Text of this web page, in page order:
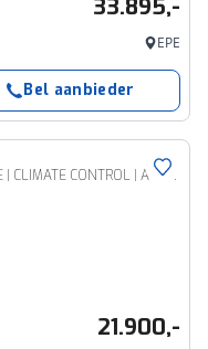
33.895,-
EPE
Bel aanbieder
CUPRA 1.5 TSI Business Edition | NAVIGATIE | CLIMATE CONTROL | ACHTERUITRIJCAMERA | SFEERVERLICHTING | PARKEERSENSOREN | ADAPTIVE CRUISE CONTROL |
21.900,-